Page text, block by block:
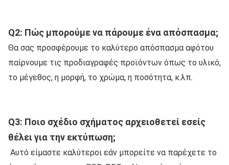
Q2: Πώς μπορούμε να πάρουμε ένα απόσπασμα;
Θα σας προσφέρουμε το καλύτερο απόσπασμα αφότου
παίρνουμε τις προδιαγραφές προϊόντων όπως το υλικό,
το μέγεθος, η μορφή, το χρώμα, η ποσότητα, κ.λπ.
Q3: Ποιο σχέδιο σχήματος αρχειοθετεί εσείς
θέλει για την εκτύπωση;
Αυτό είμαστε καλύτεροι εάν μπορείτε να παρέχετε το